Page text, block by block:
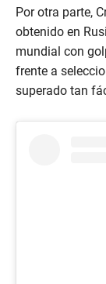
Por otra parte,
obtenido en
mundial con
frente a
superado tan